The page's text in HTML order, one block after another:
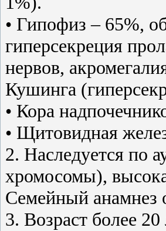
• Гипофиз – 65%,
гиперсекреция
нервов,
Кушинга
• Кора
• Щитовидная
2. Наследуется по
хромосомы),
Семейный анамнез
3. Возраст более